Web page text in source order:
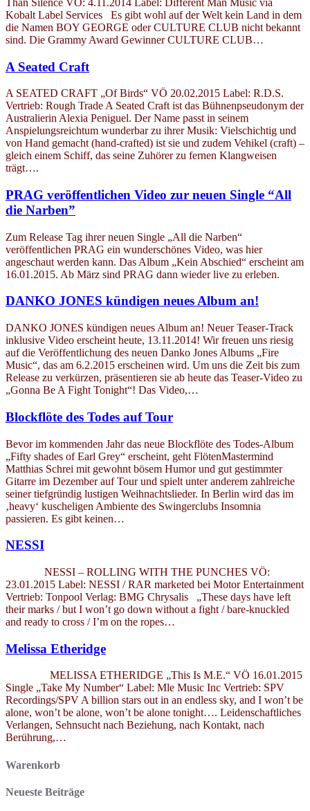
Kobalt Label Services Es gibt wohl auf der Welt kein Land in dem
die Namen BOY GEORGE oder CULTURE CLUB nicht bekannt
sind. Die Grammy Award Gewinner CULTURE CLUB…
A Seated Craft
A SEATED CRAFT „Of Birds“ VÖ 20.02.2015 Label: R.D.S.
Vertrieb: Rough Trade A Seated Craft ist das Bühnenpseudonym der
Australierin Alexia Peniguel. Der Name passt in seinem
Anspielungsreichtum wunderbar zu ihrer Musik: Vielschichtig und
von Hand gemacht (hand-crafted) ist sie und zudem Vehikel (craft) –
gleich einem Schiff, das seine Zuhörer zu fernen Klangweisen
trägt….
PRAG veröffentlichen Video zur neuen Single “All
die Narben”
Zum Release Tag ihrer neuen Single „All die Narben“
veröffentlichen PRAG ein wunderschönes Video, was hier
angeschaut werden kann. Das Album „Kein Abschied“ erscheint am
16.01.2015. Ab März sind PRAG dann wieder live zu erleben.
DANKO JONES kündigen neues Album an!
DANKO JONES kündigen neues Album an! Neuer Teaser-Track
inklusive Video erscheint heute, 13.11.2014! Wir freuen uns riesig
auf die Veröffentlichung des neuen Danko Jones Albums „Fire
Music“, das am 6.2.2015 erscheinen wird. Um uns die Zeit bis zum
Release zu verkürzen, präsentieren sie ab heute das Teaser-Video zu
„Gonna Be A Fight Tonight“! Das Video,…
Blockflöte des Todes auf Tour
Bevor im kommenden Jahr das neue Blockflöte des Todes-Album
„Fifty shades of Earl Grey“ erscheint, geht FlötenMastermind
Matthias Schrei mit gewohnt bösem Humor und gut gestimmter
Gitarre im Dezember auf Tour und spielt unter anderem zahlreiche
seiner tiefgründig lustigen Weihnachtslieder. In Berlin wird das im
‚heavy‘ kuscheligen Ambiente des Swingerclubs Insomnia
passieren. Es gibt keinen…
NESSI
NESSI – ROLLING WITH THE PUNCHES VÖ:
23.01.2015 Label: NESSI / RAR marketed bei Motor Entertainment
Vertrieb: Tonpool Verlag: BMG Chrysalis „These days have left
their marks / but I won’t go down without a fight / bare-knuckled
and ready to cross / I’m on the ropes…
Melissa Etheridge
MELISSA ETHERIDGE „This Is M.E.“ VÖ 16.01.2015
Single „Take My Number“ Label: Mle Music Inc Vertrieb: SPV
Recordings/SPV A billion stars out in an endless sky, and I won’t be
alone, won’t be alone, won’t be alone tonight…. Leidenschaftliches
Verlangen, Sehnsucht nach Beziehung, nach Kontakt, nach
Berührung,…
Warenkorb
Neueste Beiträge